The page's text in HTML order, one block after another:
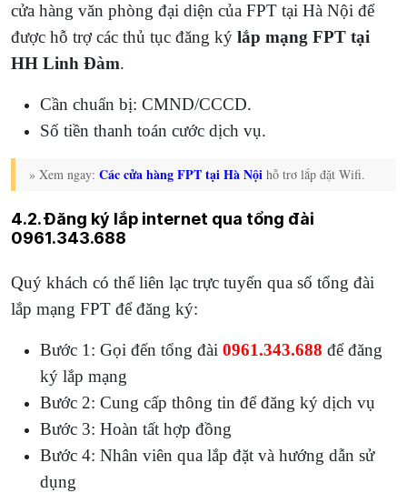
cửa hàng văn phòng đại diện của FPT tại Hà Nội để
được hỗ trợ các thủ tục đăng ký lắp mạng FPT tại
HH Linh Đàm.
Cần chuẩn bị: CMND/CCCD.
Số tiền thanh toán cước dịch vụ.
» Xem ngay: Các cửa hàng FPT tại Hà Nội hỗ trơ lắp đặt Wifi.
4.2. Đăng ký lắp internet qua tổng đài
0961.343.688
Quý khách có thể liên lạc trực tuyến qua số tổng đài
lắp mạng FPT để đăng ký:
Bước 1: Gọi đến tổng đài 0961.343.688 để đăng
ký lắp mạng
Bước 2: Cung cấp thông tin để đăng ký dịch vụ
Bước 3: Hoàn tất hợp đồng
Bước 4: Nhân viên qua lắp đặt và hướng dẫn sử
dụng